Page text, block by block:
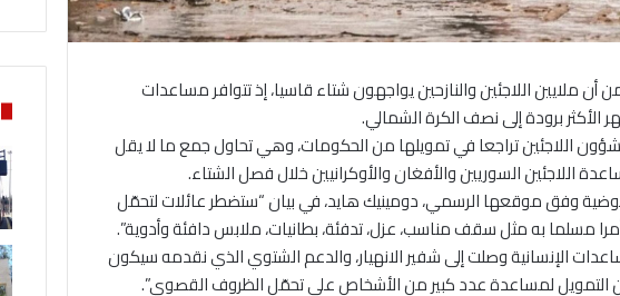
أن ملايين اللاجئين والنازحين يواجهون شتاء قاسيا، إذ تتوافر مساعدات
الأكثر برودة إلى نصف الكرة الشمالي.
اللاجئين تراجعا في تمويلها من الحكومات، وهي تحاول جمع ما لا يقل
وفق موقعها الرسمي، دومينيك هايد، في بيان “ستضطر عائلات لتحمّل
مسلما به مثل سقف مناسب، عزل، تدفئة، بطانيات، ملابس دافئة وأدوية”.
الإنسانية وصلت إلى شفير الانهيار، والدعم الشتوي الذي نقدمه سيكون
من التمويل لمساعدة عدد كبير من الأشخاص على تحمّل الظروف القصوى”.